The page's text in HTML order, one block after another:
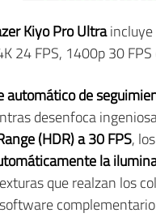
Kiyo Pro Ultraincluye
24 FPS, 1400p 30
automático de
desenfoca
(HDR) a 30 FPS,
la
que realzan los